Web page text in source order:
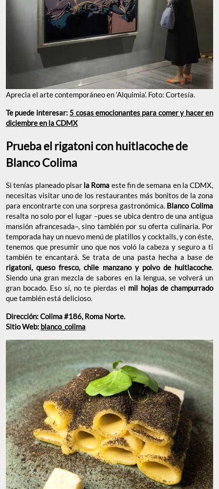
APRECIA EL ARTE CONTEMPORÁNEO EN ‘ALQUIMIA’. FOTO: CORTESÍA.
Te puede interesar:5 cosas emocionantes para comer y
hacer en diciembre en la CDMX
Prueba el rigatoni con huitlacoche de Blanco
Si tenías planeado pisarla Romaeste fin de semana en la
la zona para encontrarte con una sorpresa gastronómica.
Blanco Colimaresalta no solo por el lugar –pues se ubica
su oferta culinaria. Por temporada hay un nuevo menú de
platillos y cocktails, y con éste, tenemos que presumir uno que
nos voló la cabeza y seguro a ti también te encantará. Se trata
manzano y polvo de huitlacoche. Siendo una gran mezcla de
sabores en la lengua, se volverá un gran bocado. Eso sí, no te
pierdas elmil hojas de champurradoque también está
delicioso.
Dirección: Colima #186, Roma Norte.
Sitio Web:blanco_colima
RIGATONI CON POLVO DE HUITLACOCHE. FOTO: ILSE APARICIO PARA FOOD AND
PLEASURE©.